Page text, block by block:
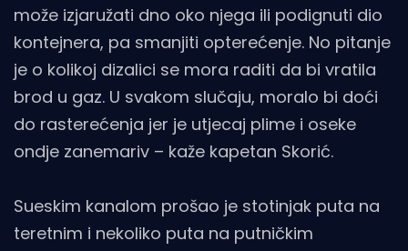
može izjaružati dno oko njega ili podignuti dio
kontejnera, pa smanjiti opterećenje. No pitanje
je o kolikoj dizalici se mora raditi da bi vratila
brod u gaz. U svakom slučaju, moralo bi doći
do rasterećenja jer je utjecaj plime i oseke
ondje zanemariv – kaže kapetan Skorić.
Sueskim kanalom prošao je stotinjak puta na
teretnim i nekoliko puta na putničkim